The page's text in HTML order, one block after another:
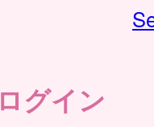
ログイン